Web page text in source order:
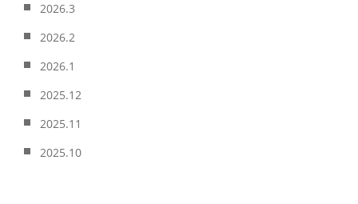
2026.3
2026.2
2026.1
2025.12
2025.11
2025.10